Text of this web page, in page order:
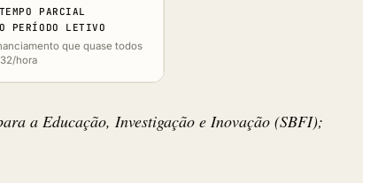
PARCIAL
PERÍODO LETIVO
que quase todos
hora
a Educação, Investigação e Inovação (SBFI);